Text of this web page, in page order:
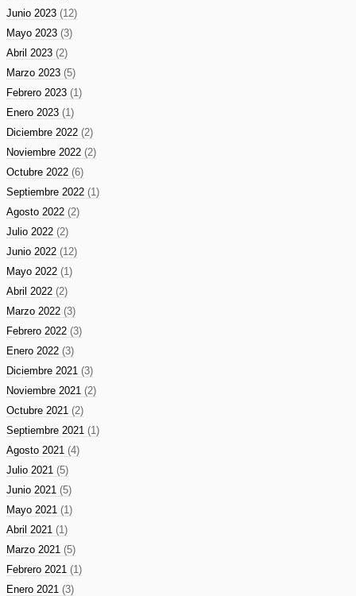
Junio 2023 (12)
Mayo 2023 (3)
Abril 2023 (2)
Marzo 2023 (5)
Febrero 2023 (1)
Enero 2023 (1)
Diciembre 2022 (2)
Noviembre 2022 (2)
Octubre 2022 (6)
Septiembre 2022 (1)
Agosto 2022 (2)
Julio 2022 (2)
Junio 2022 (12)
Mayo 2022 (1)
Abril 2022 (2)
Marzo 2022 (3)
Febrero 2022 (3)
Enero 2022 (3)
Diciembre 2021 (3)
Noviembre 2021 (2)
Octubre 2021 (2)
Septiembre 2021 (1)
Agosto 2021 (4)
Julio 2021 (5)
Junio 2021 (5)
Mayo 2021 (1)
Abril 2021 (1)
Marzo 2021 (5)
Febrero 2021 (1)
Enero 2021 (3)